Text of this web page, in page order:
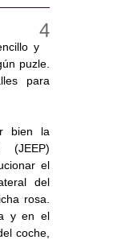
y
puzle.
para
bien la
(JEEP)
el
del
rosa.
y en el
coche,